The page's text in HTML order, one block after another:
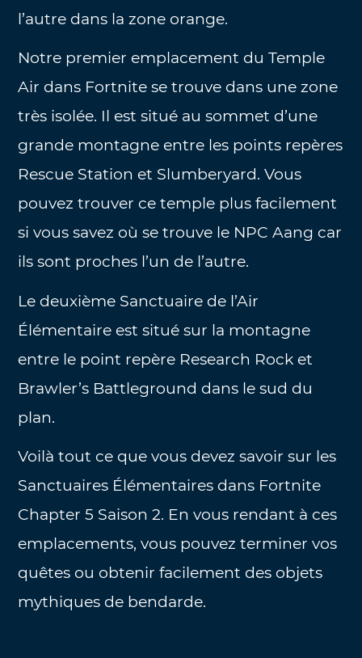
l’autre dans la zone orange.
Notre premier emplacement du Temple
Air dans Fortnite se trouve dans une zone
très isolée. Il est situé au sommet d’une
grande montagne entre les points repères
Rescue Station et Slumberyard. Vous
pouvez trouver ce temple plus facilement
si vous savez où se trouve le NPC Aang car
ils sont proches l’un de l’autre.
Le deuxième Sanctuaire de l’Air
Élémentaire est situé sur la montagne
entre le point repère Research Rock et
Brawler’s Battleground dans le sud du
plan.
Voilà tout ce que vous devez savoir sur les
Sanctuaires Élémentaires dans Fortnite
Chapter 5 Saison 2. En vous rendant à ces
emplacements, vous pouvez terminer vos
quêtes ou obtenir facilement des objets
mythiques de bendarde.